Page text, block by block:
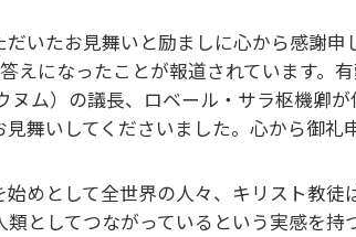
いたお見舞いと励ましに心から感謝申
えになったことが報道されています。
ム）の議長、ロベール・サラ枢機卿
舞いしてくださいました。心から御礼
めとして全世界の人々、キリスト教
としてつながっているという実感を